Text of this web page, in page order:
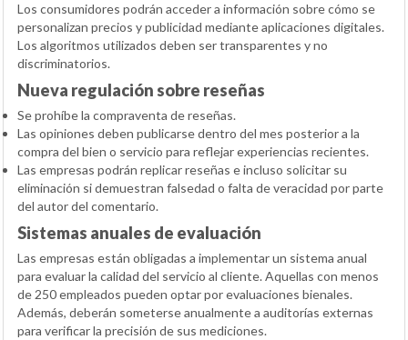
Los consumidores podrán acceder a información sobre cómo se
personalizan precios y publicidad mediante aplicaciones digitales.
Los algoritmos utilizados deben ser transparentes y no
discriminatorios.
Nueva regulación sobre reseñas
Se prohíbe la compraventa de reseñas.
Las opiniones deben publicarse dentro del mes posterior a la
compra del bien o servicio para reflejar experiencias recientes.
Las empresas podrán replicar reseñas e incluso solicitar su
eliminación si demuestran falsedad o falta de veracidad por parte
del autor del comentario.
Sistemas anuales de evaluación
Las empresas están obligadas a implementar un sistema anual
para evaluar la calidad del servicio al cliente. Aquellas con menos
de 250 empleados pueden optar por evaluaciones bienales.
Además, deberán someterse anualmente a auditorías externas
para verificar la precisión de sus mediciones.